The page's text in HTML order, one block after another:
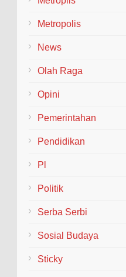
Metropolis
News
Olah Raga
Opini
Pemerintahan
Pendidikan
Pl
Politik
Serba Serbi
Sosial Budaya
Sticky